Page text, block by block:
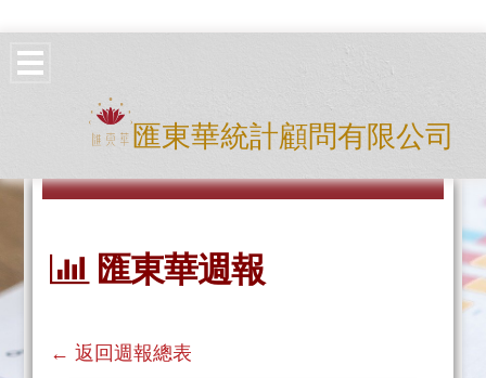
匯東華統計顧問有限公司
匯東華週報
← 返回週報總表